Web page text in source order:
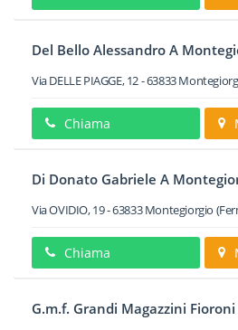
Del Bello Alessandro A
Via DELLE PIAGGE, 12-63833
Chiama
Di Donato Gabriele A
Via OVIDIO, 19-63833 Montegiorgio
Chiama
G.m.f. Grandi Magazzini